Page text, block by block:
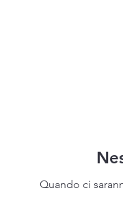
Quando ci